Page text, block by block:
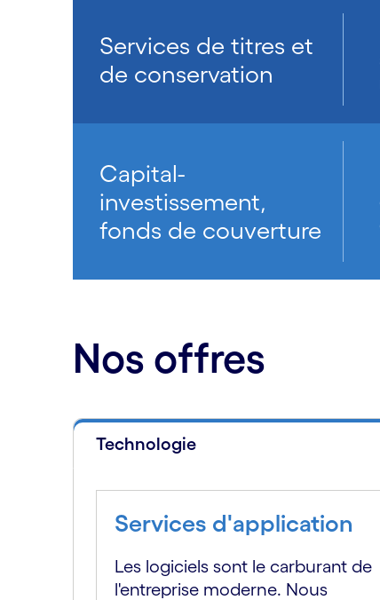
Services de titres et
de conservation
Capital-
investissement,
fonds de couverture
Nos offres
Technologie
Services d'application
Les logiciels sont le carburant de
l'entreprise moderne. Nous